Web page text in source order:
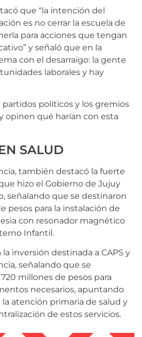
que “la intención del
es no cerrar la escuela de
para acciones que tengan
y señaló que en la
con el desarraigo: la gente
laborales y hay
políticos y los gremios
opinen qué harían con esta
SALUD
también destacó la fuerte
hizo el Gobierno de Jujuy
señalando que se destinaron
pesos para la instalación de
con resonador magnético
Infantil.
inversión destinada a CAPS y
señalando que se
millones de pesos para
necesarios, apuntando
la atención primaria de salud y
de estos servicios.